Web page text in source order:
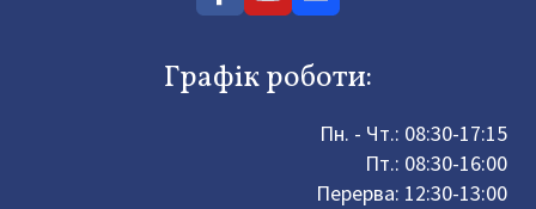
Графік роботи:
Пн. - Чт.: 08:30-17:15
Пт.: 08:30-16:00
Перерва: 12:30-13:00